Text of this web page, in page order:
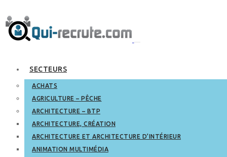
SECTEURS
ACHATS
AGRICULTURE – PÊCHE
ARCHITECTURE – BTP
ARCHITECTURE, CRÉATION
ARCHITECTURE ET ARCHITECTURE D’INTÉRIEUR
ANIMATION MULTIMÉDIA